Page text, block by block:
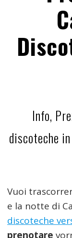
Info,
discoteche
Vuoi
e la notte di
discoteche
prenotare